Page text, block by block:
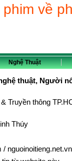
về
Nghệ Thuật
thuật, Người
Truyền thông
Thúy
/ nguoinoitieng.net.vn